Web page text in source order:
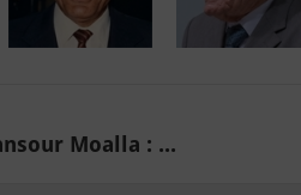
Moalla : ...